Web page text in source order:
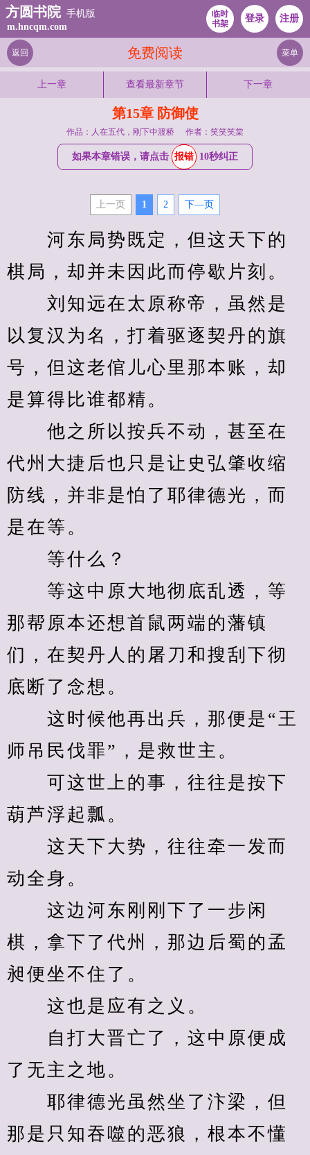
方圆书院 手机版
m.hncqm.com
临时
书架
登录 注册
免费阅读
返回 菜单
上一章 查看最新章节 下一章
第15章 防御使
作品：人在五代，刚下中渡桥 作者：笑笑笑棠
如果本章错误，请点击 报错 10秒纠正
上一页 1 2 下—页
河东局势既定，但这天下的
棋局，却并未因此而停歇片刻。
刘知远在太原称帝，虽然是
以复汉为名，打着驱逐契丹的旗
号，但这老倌儿心里那本账，却
是算得比谁都精。
他之所以按兵不动，甚至在
代州大捷后也只是让史弘肇收缩
防线，并非是怕了耶律德光，而
是在等。
等什么？
等这中原大地彻底乱透，等
那帮原本还想首鼠两端的藩镇
们，在契丹人的屠刀和搜刮下彻
底断了念想。
这时候他再出兵，那便是“王
师吊民伐罪”，是救世主。
可这世上的事，往往是按下
葫芦浮起瓢。
这天下大势，往往牵一发而
动全身。
这边河东刚刚下了一步闲
棋，拿下了代州，那边后蜀的孟
昶便坐不住了。
这也是应有之义。
自打大晋亡了，这中原便成
了无主之地。
耶律德光虽然坐了汴梁，但
那是只知吞噬的恶狼，根本不懂